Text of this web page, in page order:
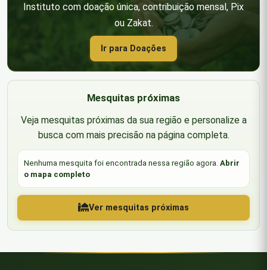
Instituto com doação única, contribuição mensal, Pix
ou Zakat.
Ir para Doações
Mesquitas próximas
Veja mesquitas próximas da sua região e personalize a
busca com mais precisão na página completa.
Nenhuma mesquita foi encontrada nessa região agora. Abrir
o mapa completo
Ver mesquitas próximas